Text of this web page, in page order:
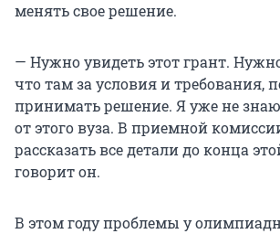
менять свое решение.
— Нужно увидеть этот грант.
что там за условия и требования,
принимать решение. Я уже не
от этого вуза. В приемной
рассказать все детали до конца
говорит он.
В этом году проблемы у